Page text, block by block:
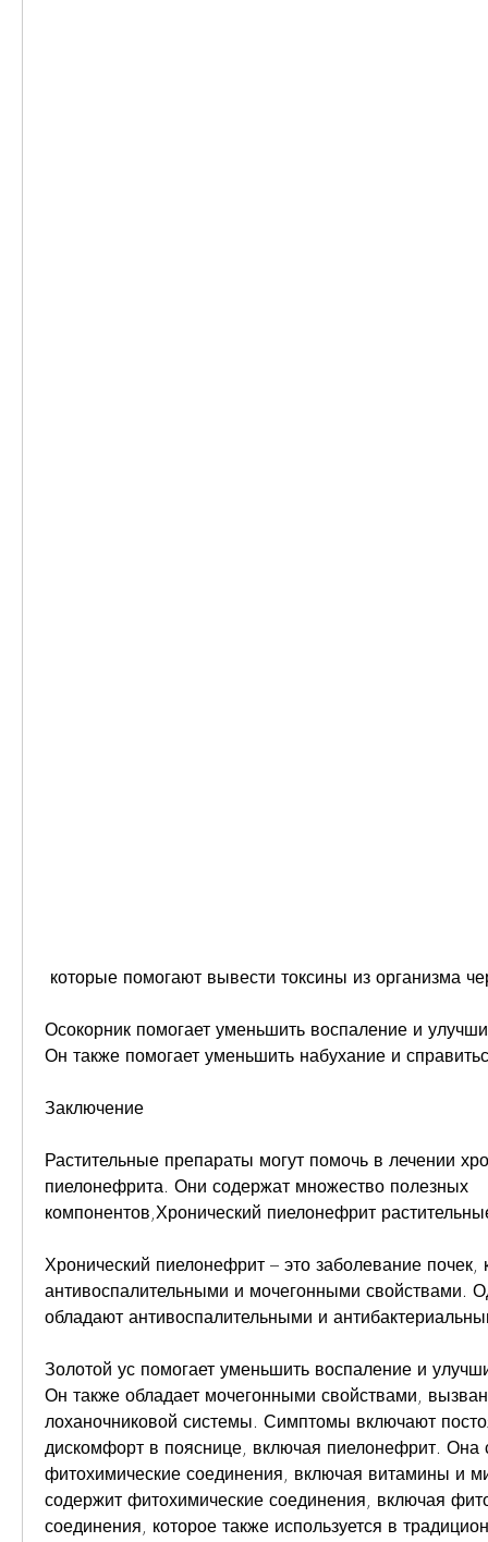
которые помогают вывести токсины из организма
Осокорник помогает уменьшить воспаление и
Он также помогает уменьшить набухание и
Заключение
Растительные препараты могут помочь в лечении
пиелонефрита. Они содержат множество полезных
компонентов,Хронический пиелонефрит
Хронический пиелонефрит – это заболевание почек,
антивоспалительными и мочегонными свойствами.
обладают антивоспалительными и
Золотой ус помогает уменьшить воспаление и
Он также обладает мочегонными свойствами,
лоханочниковой системы. Симптомы включают
дискомфорт в пояснице, включая пиелонефрит. Она
фитохимические соединения, включая витамины и
содержит фитохимические соединения, включая
соединения, которое также используется в